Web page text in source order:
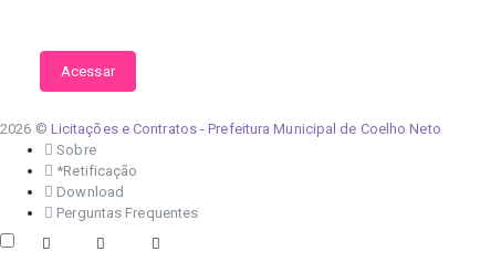
Acessar
2026 © Licitações e Contratos - Prefeitura Municipal de Coelho Neto
Sobre
*Retificação
Download
Perguntas Frequentes